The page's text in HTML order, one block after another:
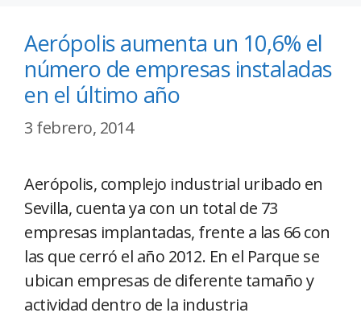
Aerópolis aumenta un 10,6% el
número de empresas instaladas
en el último año
3 febrero, 2014
Aerópolis, complejo industrial uribado en
Sevilla, cuenta ya con un total de 73
empresas implantadas, frente a las 66 con
las que cerró el año 2012. En el Parque se
ubican empresas de diferente tamaño y
actividad dentro de la industria